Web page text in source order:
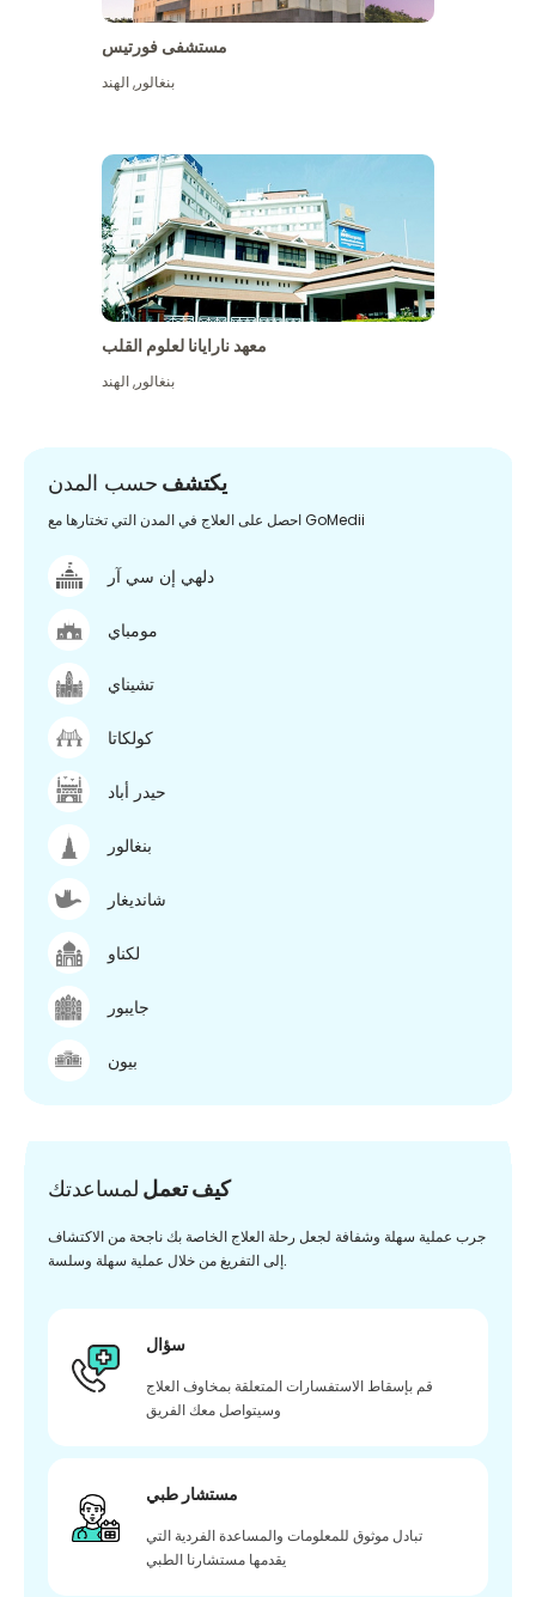
مستشفى فورتيس
بنغالور,الهند
معهد نارايانا لعلوم القلب
بنغالور,الهند
يكتشف حسب المدن
احصل على العلاج في المدن التي تختارها مع GoMedii
دلهي إن سي آر
مومباي
تشيناي
كولكاتا
حيدر أباد
بنغالور
شانديغار
لكناو
جايبور
بيون
كيف تعمل لمساعدتك
جرب عملية سهلة وشفافة لجعل رحلة العلاج الخاصة بك ناجحة من الاكتشاف
إلى التفريغ من خلال عملية سهلة وسلسة.
سؤال
قم بإسقاط الاستفسارات المتعلقة بمخاوف العلاج
وسيتواصل معك الفريق
مستشار طبي
تبادل موثوق للمعلومات والمساعدة الفردية التي
يقدمها مستشارنا الطبي